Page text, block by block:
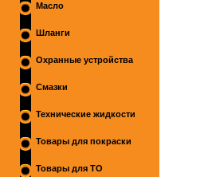
Масло
Шланги
Охранные устройства
Смазки
Технические жидкости
Товары для покраски
Товары для ТО